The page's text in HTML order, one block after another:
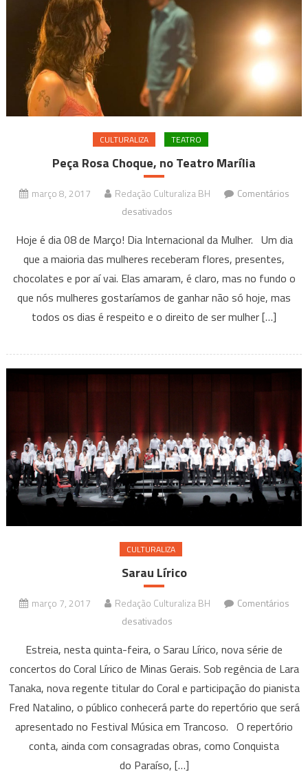
CULTURALIZA TEATRO
Peça Rosa Choque, no Teatro Marília
março 8, 2017 Redação Culturaliza BH
Comentários
desativados
Rosa
Choque,
no
Teatro
Marília
Hoje é dia 08 de Março! Dia Internacional da Mulher. Um dia
que a maioria das mulheres receberam flores, presentes,
chocolates e por aí vai. Elas amaram, é claro, mas no fundo o
que nós mulheres gostaríamos de ganhar não só hoje, mas
todos os dias é respeito e o direito de ser mulher […]
CULTURALIZA
Sarau Lírico
março 7, 2017 Redação Culturaliza BH
Comentários
desativados
Lírico
Estreia, nesta quinta-feira, o Sarau Lírico, nova série de
concertos do Coral Lírico de Minas Gerais. Sob regência de Lara
Tanaka, nova regente titular do Coral e participação do pianista
Fred Natalino, o público conhecerá parte do repertório que será
apresentado no Festival Música em Trancoso. O repertório
conta, ainda com consagradas obras, como Conquista
do Paraíso, […]